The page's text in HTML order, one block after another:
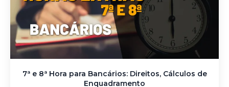
7ª e 8ª Hora para Bancários: Direitos, Cálculos de
Enquadramento